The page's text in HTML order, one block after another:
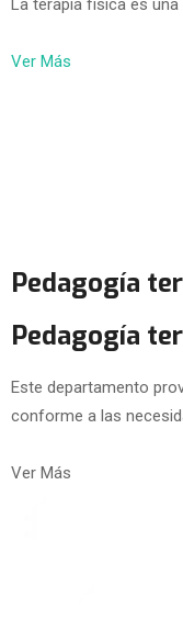
La terapia física es
Ver Más
Pedagogía
Pedagogía
Este departamento
conforme a las
Ver Más